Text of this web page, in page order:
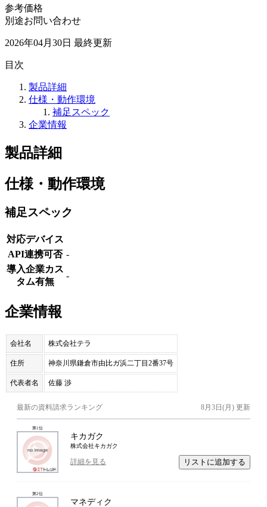
参考価格
別途お問い合わせ
2026年04月30日 最終更新
目次
製品詳細
仕様・動作環境
補足スペック
企業情報
製品詳細
仕様・動作環境
補足スペック
対応デバイス
API連携可否 -
導入企業カス
タム有無
-
企業情報
会社名 株式会社テラ
住所 神奈川県鎌倉市由比ガ浜二丁目2番37号
代表者名 佐藤 渉
最新の資料請求ランキング 8月3日(月) 更新
第1位
キカガク
株式会社キカガク
詳細を見る リストに追加する
第2位
マネディク